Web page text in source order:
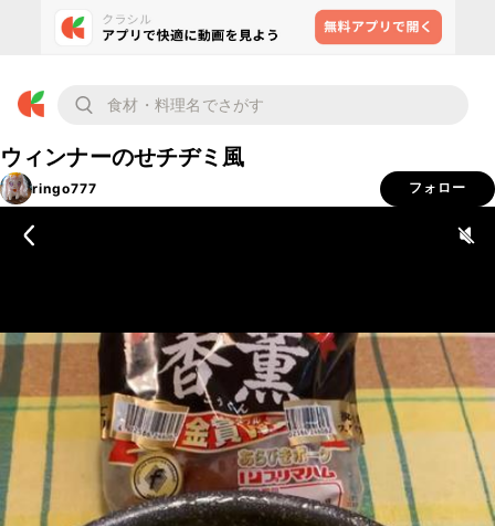
ウィンナーのせチヂミ風
ringo777 フォロー